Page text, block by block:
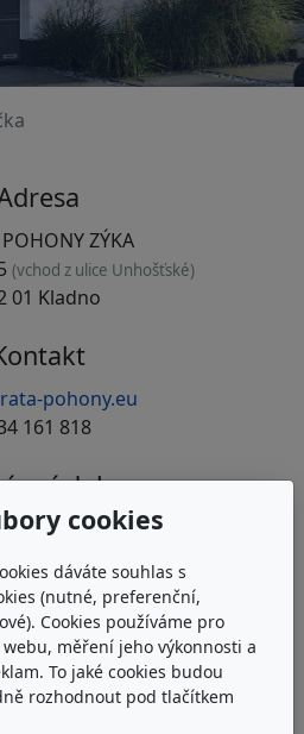
POHONY ZÝKA
(vchod z ulice Unhošťské)
01 Kladno
pohony.eu
161 818
doba
- 18:00 hod.
- 18:00 hod.
- 18:00 hod.
- 15:30 hod.
cookies
dáváte souhlas s
(nutné, preferenční,
Cookies používáme pro
měření jeho výkonnosti a
To jaké cookies budou
rozhodnout pod tlačítkem